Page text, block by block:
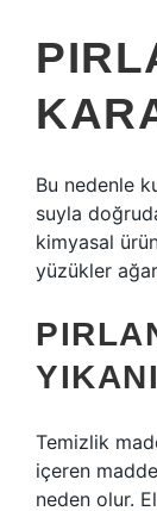
Bu nedenle
suyla
kimyasal
yüzükler
Temizlik
içeren
neden olur.